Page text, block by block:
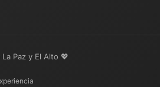
Paz y El Alto 💖